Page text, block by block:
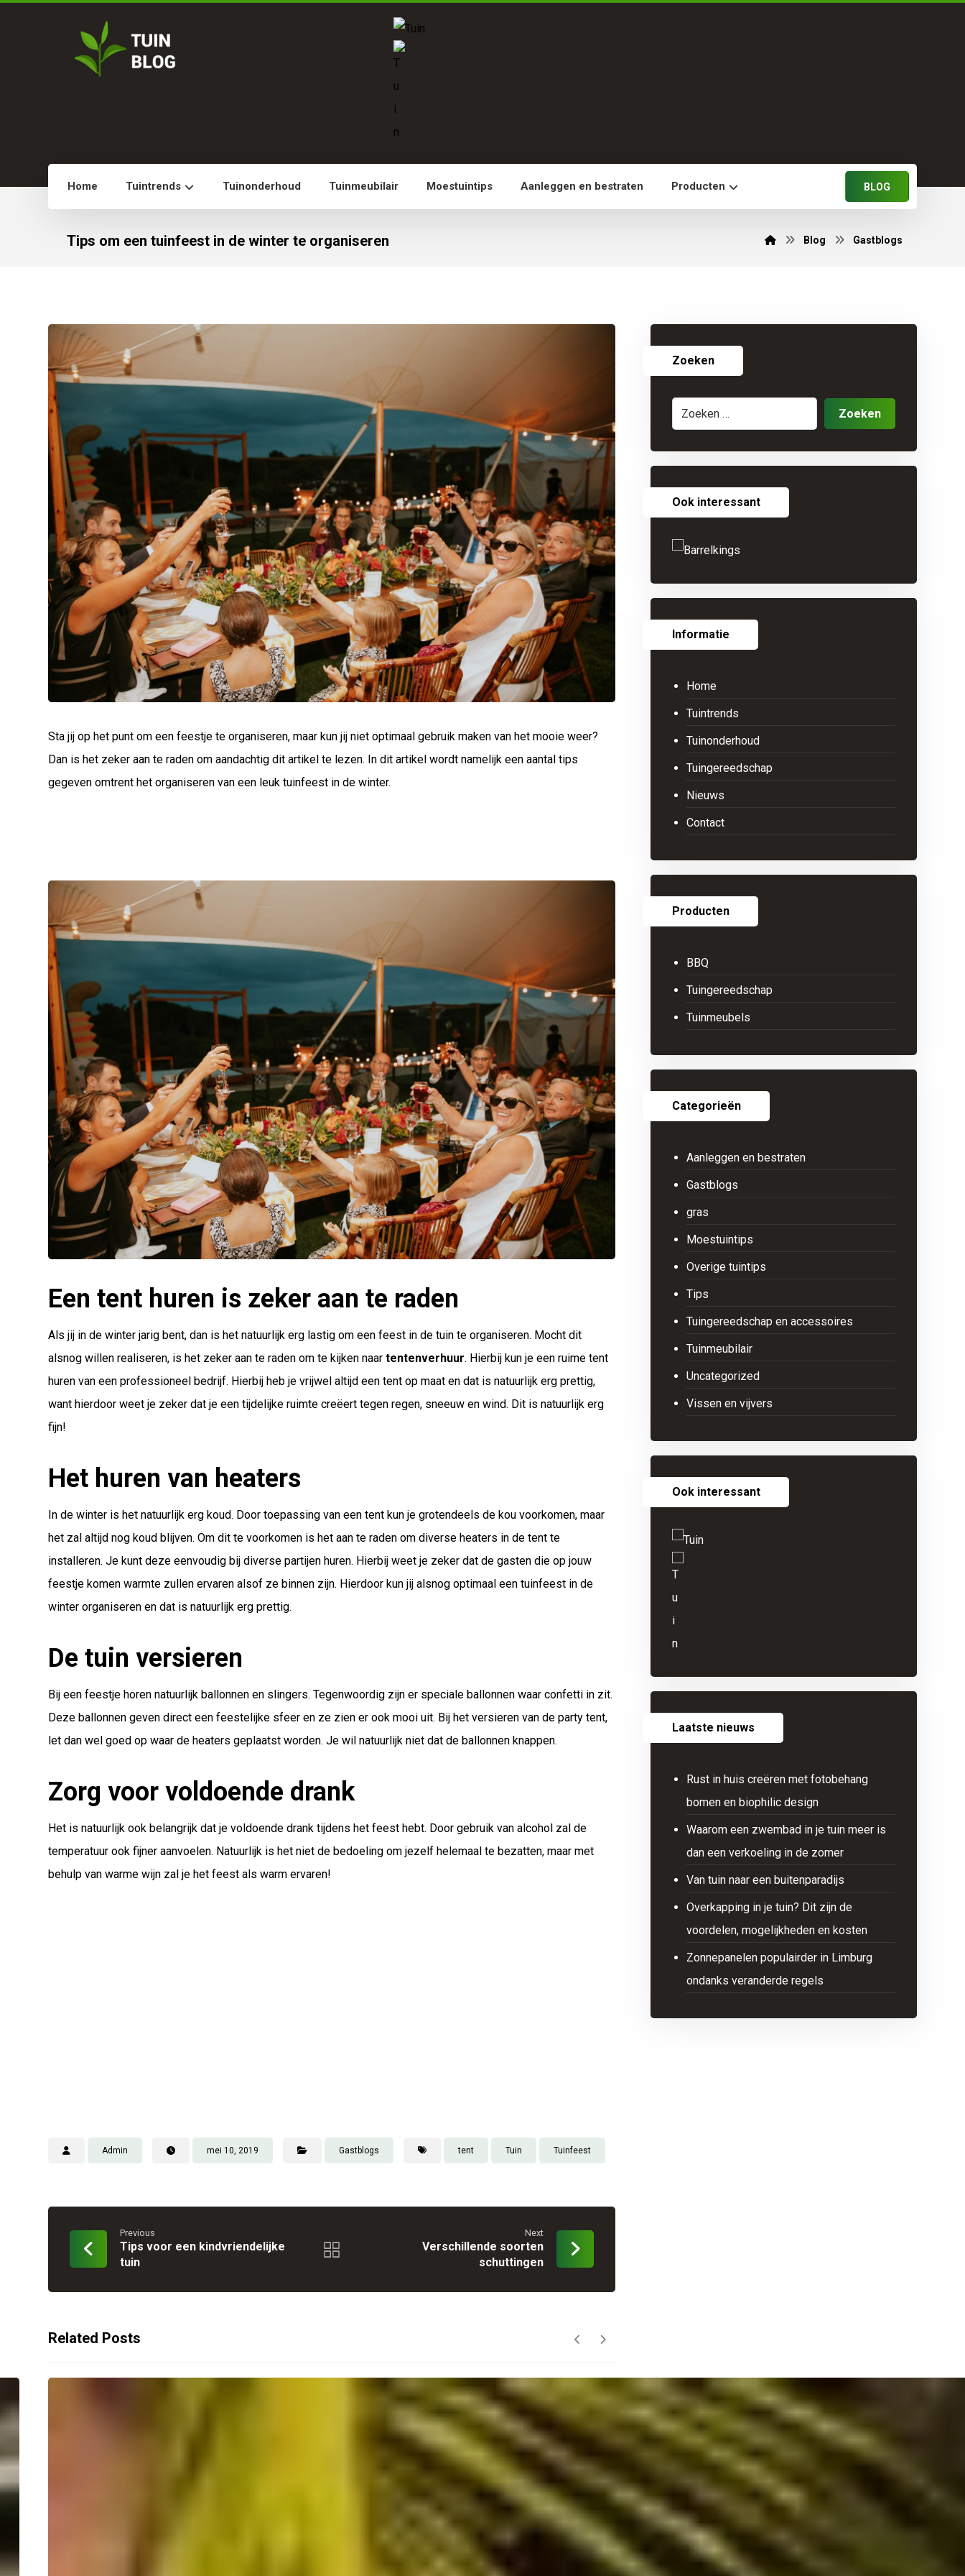
Home Tuintrends Tuinonderhoud Tuinmeubilair Moestuintips Aanleggen en bestraten Producten BLOG
Tips om een tuinfeest in de winter te organiseren Blog Gastblogs
Sta jij op het punt om een feestje te organiseren, maar kun jij niet optimaal gebruik maken van het mooie weer?
Dan is het zeker aan te raden om aandachtig dit artikel te lezen. In dit artikel wordt namelijk een aantal tips
gegeven omtrent het organiseren van een leuk tuinfeest in de winter.
Een tent huren is zeker aan te raden
Als jij in de winter jarig bent, dan is het natuurlijk erg lastig om een feest in de tuin te organiseren. Mocht dit
alsnog willen realiseren, is het zeker aan te raden om te kijken naartentenverhuur. Hierbij kun je een ruime tent
huren van een professioneel bedrijf. Hierbij heb je vrijwel altijd een tent op maat en dat is natuurlijk erg prettig,
want hierdoor weet je zeker dat je een tijdelijke ruimte creëert tegen regen, sneeuw en wind. Dit is natuurlijk erg
fijn!
Het huren van heaters
In de winter is het natuurlijk erg koud. Door toepassing van een tent kun je grotendeels de kou voorkomen, maar
het zal altijd nog koud blijven. Om dit te voorkomen is het aan te raden om diverse heaters in de tent te
installeren. Je kunt deze eenvoudig bij diverse partijen huren. Hierbij weet je zeker dat de gasten die op jouw
feestje komen warmte zullen ervaren alsof ze binnen zijn. Hierdoor kun jij alsnog optimaal een tuinfeest in de
winter organiseren en dat is natuurlijk erg prettig.
De tuin versieren
Bij een feestje horen natuurlijk ballonnen en slingers. Tegenwoordig zijn er speciale ballonnen waar confetti in zit.
Deze ballonnen geven direct een feestelijke sfeer en ze zien er ook mooi uit. Bij het versieren van de party tent,
let dan wel goed op waar de heaters geplaatst worden. Je wil natuurlijk niet dat de ballonnen knappen.
Zorg voor voldoende drank
Het is natuurlijk ook belangrijk dat je voldoende drank tijdens het feest hebt. Door gebruik van alcohol zal de
temperatuur ook fijner aanvoelen. Natuurlijk is het niet de bedoeling om jezelf helemaal te bezatten, maar met
behulp van warme wijn zal je het feest als warm ervaren!
Admin mei 10, 2019 Gastblogs tent Tuin Tuinfeest
Previous
Tips voor een kindvriendelijke
tuin
Next
Verschillende soorten
schuttingen
Related Posts
Zoeken
Ook interessant
Informatie
Home
Tuintrends
Tuinonderhoud
Tuingereedschap
Nieuws
Contact
Producten
BBQ
Tuingereedschap
Tuinmeubels
Categorieën
Aanleggen en bestraten
Gastblogs
gras
Moestuintips
Overige tuintips
Tips
Tuingereedschap en accessoires
Tuinmeubilair
Uncategorized
Vissen en vijvers
Ook interessant
Laatste nieuws
Rust in huis creëren met fotobehang
bomen en biophilic design
Waarom een zwembad in je tuin meer is
dan een verkoeling in de zomer
Van tuin naar een buitenparadijs
Overkapping in je tuin? Dit zijn de
voordelen, mogelijkheden en kosten
Zonnepanelen populairder in Limburg
ondanks veranderde regels